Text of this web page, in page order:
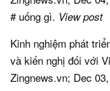
# uống gì. View post
Kinh nghiệm phát
và kiến nghị đối với
Zingnews.vn; Dec